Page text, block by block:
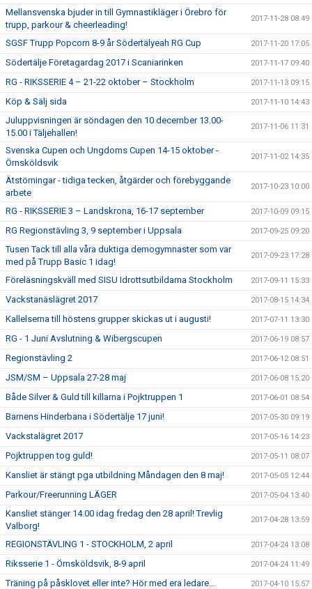
Mellansvenska bjuder in till Gymnastikläger i Örebro för
trupp, parkour & cheerleading!
2017-11-28 08:49
SGSF Trupp Popcorn 8-9 år Södertälyeah RG Cup 2017-11-20 17:05
Södertälje Företagardag 2017 i Scaniarinken 2017-11-17 09:40
RG - RIKSSERIE 4 – 21-22 oktober – Stockholm 2017-11-13 09:15
Köp & Sälj sida 2017-11-10 14:43
Juluppvisningen är söndagen den 10 december 13.00-
15.00 i Täljehallen!
2017-11-06 11:31
Svenska Cupen och Ungdoms Cupen 14-15 oktober -
Örnsköldsvik
2017-11-02 14:35
Ätstörningar - tidiga tecken, åtgärder och förebyggande
arbete
2017-10-23 10:00
RG - RIKSSERIE 3 – Landskrona, 16-17 september 2017-10-09 09:15
RG Regionstävling 3, 9 september i Uppsala 2017-09-25 09:20
Tusen Tack till alla våra duktiga demogymnaster som var
med på Trupp Basic 1 idag!
2017-09-23 17:28
Föreläsningskväll med SISU Idrottsutbildarna Stockholm 2017-09-11 15:33
Vackstanäslägret 2017 2017-08-15 14:34
Kallelserna till höstens grupper skickas ut i augusti! 2017-07-11 13:30
RG - 1 Juni Avslutning & Wibergscupen 2017-06-19 08:57
Regionstävling 2 2017-06-12 08:51
JSM/SM – Uppsala 27-28 maj 2017-06-08 15:20
Både Silver & Guld till killarna i Pojktruppen 1 2017-06-01 08:54
Barnens Hinderbana i Södertälje 17 juni! 2017-05-30 09:19
Vackstalägret 2017 2017-05-16 14:23
Pojktruppen tog guld! 2017-05-11 08:07
Kansliet är stängt pga utbildning Måndagen den 8 maj! 2017-05-05 12:44
Parkour/Freerunning LÄGER 2017-05-04 13:40
Kansliet stänger 14.00 idag fredag den 28 april! Trevlig
Valborg!
2017-04-28 13:59
REGIONSTÄVLING 1 - STOCKHOLM, 2 april 2017-04-24 13:08
Riksserie 1 - Örnsköldsvik, 8-9 april 2017-04-24 11:49
Träning på påsklovet eller inte? Hör med era ledare... 2017-04-10 15:57